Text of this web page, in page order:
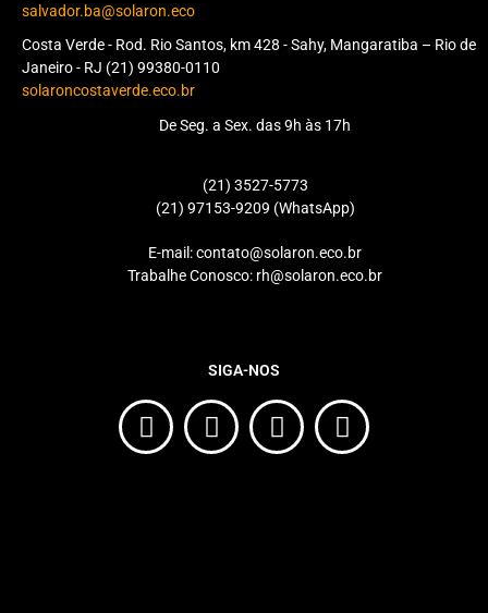
salvador.ba@solaron.eco
Costa Verde - Rod. Rio Santos, km 428 - Sahy, Mangaratiba – Rio de
Janeiro - RJ (21) 99380-0110
solaroncostaverde.eco.br
De Seg. a Sex. das 9h às 17h
(21) 3527-5773
(21) 97153-9209 (WhatsApp)
E-mail: contato@solaron.eco.br
Trabalhe Conosco: rh@solaron.eco.br
SIGA-NOS